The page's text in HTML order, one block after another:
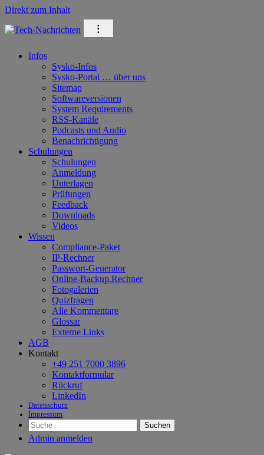
Direkt zum Inhalt
⁝
Infos
Sysko-Infos
Sysko-Portal … über uns
Sitemap
Softwareversionen
System Requirements
RSS-Kanäle
Podcasts und Audio
Benachrichtigung
Schulungen
Schulungen
Anmeldung
Unterlagen
Prüfungen
Feedback
Downloads
Videos
Wissen
Compliance-Paket
IP-Rechner
Passwort-Generator
Online-Backup.Rechner
Fotogalerien
Quizfragen
Alle Kommentare
Glossar
Externe Links
AGB
Kontakt
+49 251 7000 3896
Kontaktformular
Rückruf
LinkedIn
Datenschutz
Impressum
Suchen
Admin anmelden